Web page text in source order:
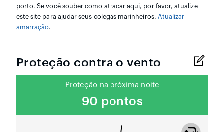
porto. Se você souber como atracar aqui, por favor, atualize
este site para ajudar seus colegas marinheiros. Atualizar
amarração.
Proteção contra o vento
Proteção na próxima noite
90 pontos